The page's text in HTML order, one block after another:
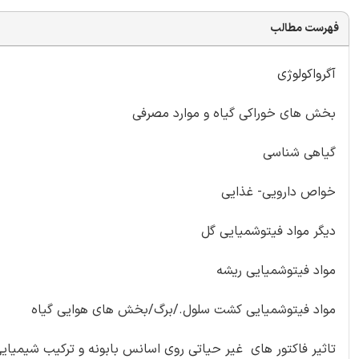
فهرست مطالب
آگرواکولوژی
بخش های خوراکی گیاه و موارد مصرفی
گیاهی شناسی
خواص دارویی- غذایی
دیگر مواد فیتوشمیایی گل
مواد فیتوشمیایی ریشه
مواد فیتوشمیایی کشت سلول./برگ/بخش های هوایی گیاه
تاثیر فاکتور های غیر حیاتی روی اسانس بابونه و ترکیب